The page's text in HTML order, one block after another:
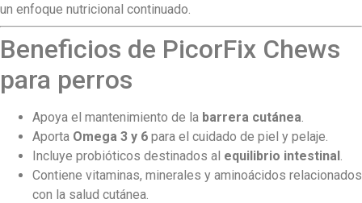
un enfoque nutricional continuado.
Beneficios de PicorFix Chews
para perros
Apoya el mantenimiento de la barrera cutánea
Aporta Omega 3 y 6 para el cuidado de piel y pelaje.
Incluye probióticos destinados al equilibrio intestinal
Contiene vitaminas, minerales y aminoácidos relacionados
con la salud cutánea.